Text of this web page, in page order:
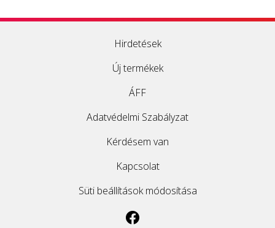
Hirdetések
Új termékek
ÁFF
Adatvédelmi Szabályzat
Kérdésem van
Kapcsolat
Süti beállítások módosítása